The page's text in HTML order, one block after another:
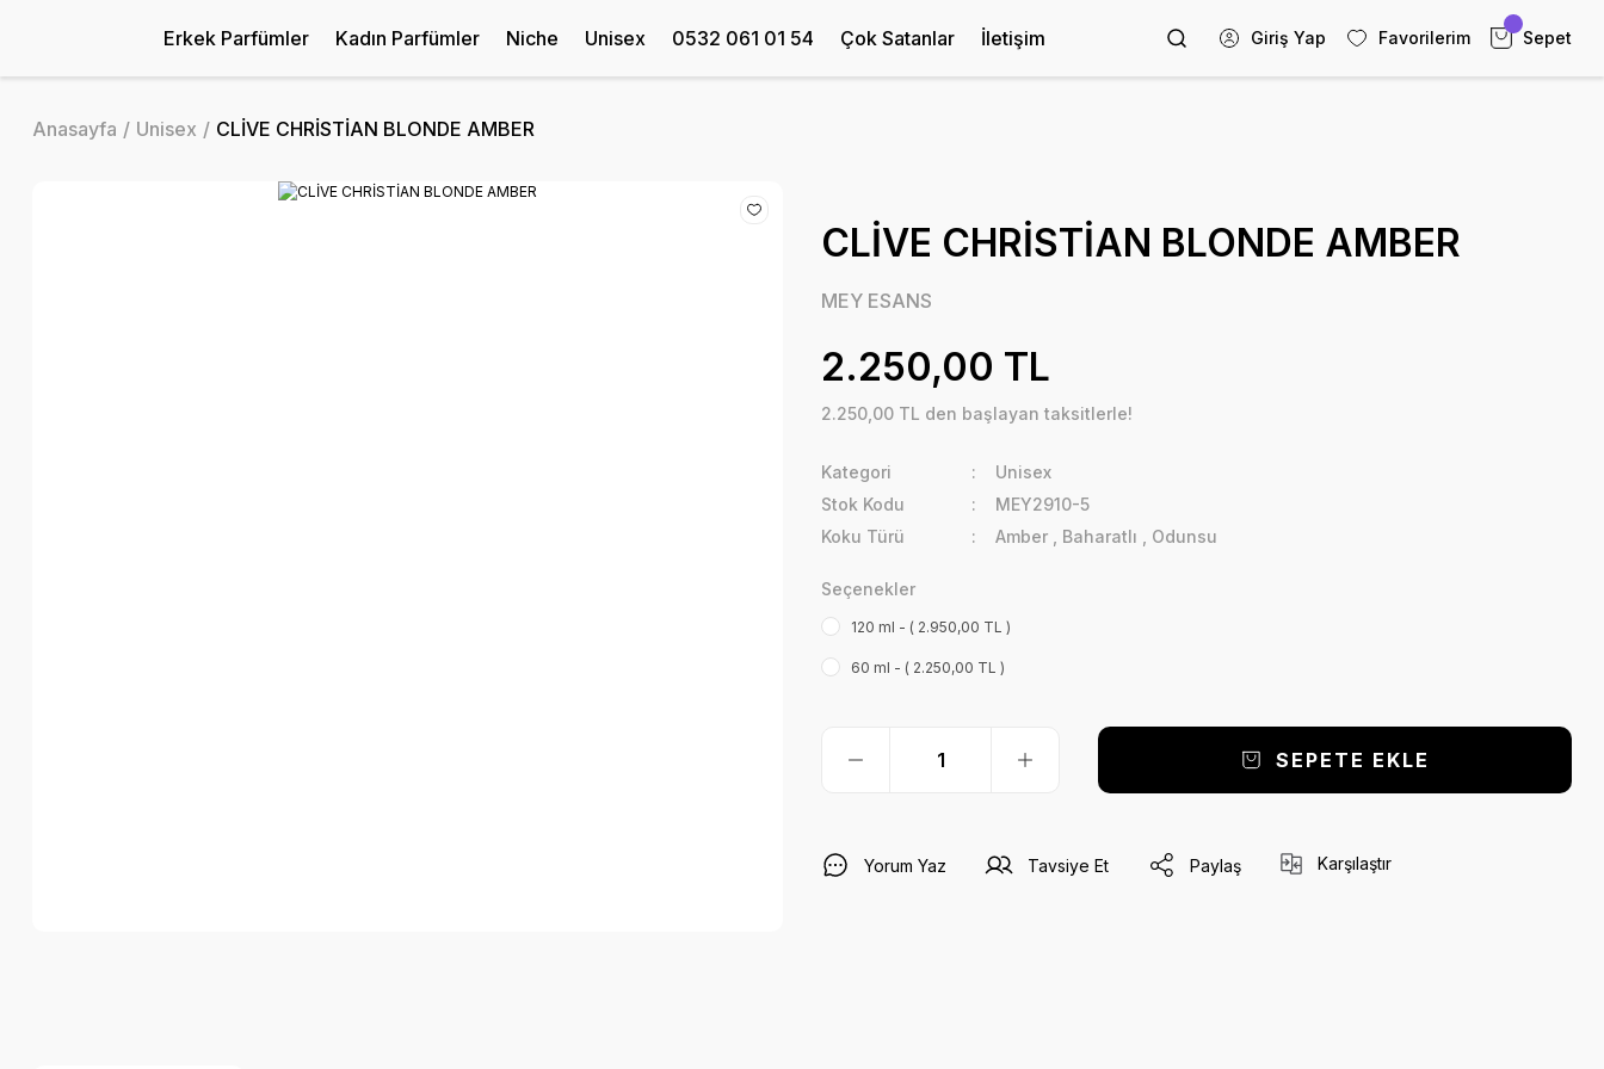
Erkek Parfümler Kadın Parfümler Niche Unisex 0532 061 01 54 Çok Satanlar İletişim Giriş Yap Favorilerim Sepet
Anasayfa Unisex CLİVE CHRİSTİAN BLONDE AMBER
CLİVE CHRİSTİAN BLONDE AMBER
MEY ESANS
2.250,00 TL
2.250,00 TL den başlayan taksitlerle!
Kategori
Unisex
Stok Kodu
MEY2910-5
Koku Türü
Amber Baharatlı Odunsu
Seçenekler
120 ml - ( 2.950,00 TL )
60 ml - ( 2.250,00 TL )
SEPETE EKLE
Yorum Yaz Tavsiye Et Paylaş Karşılaştır